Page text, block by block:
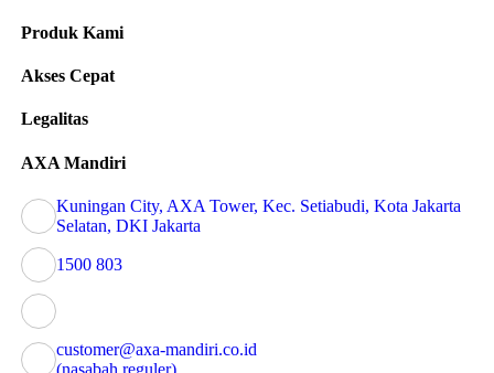
Produk Kami
Akses Cepat
Legalitas
AXA Mandiri
Kuningan City, AXA Tower, Kec. Setiabudi, Kota Jakarta
Selatan, DKI Jakarta
1500 803
customer@axa-mandiri.co.id
(nasabah reguler)